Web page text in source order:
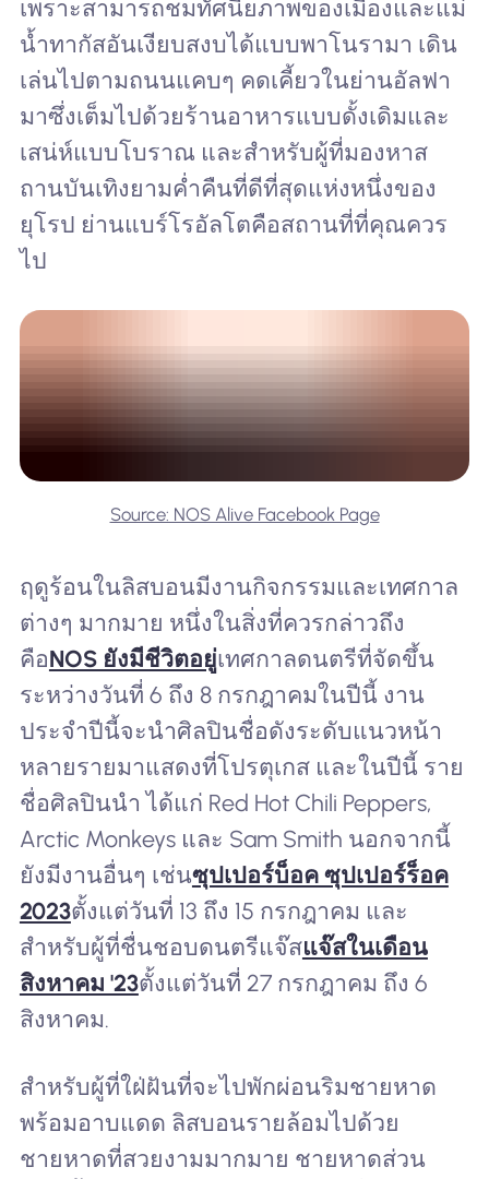
เพราะสามารถชมทัศนียภาพของเมืองและแม่
น้ำทากัสอันเงียบสงบได้แบบพาโนรามา เดิน
เล่นไปตามถนนแคบๆ คดเคี้ยวในย่านอัลฟา
มาซึ่งเต็มไปด้วยร้านอาหารแบบดั้งเดิมและ
เสน่ห์แบบโบราณ และสำหรับผู้ที่มองหาส
ถานบันเทิงยามค่ำคืนที่ดีที่สุดแห่งหนึ่งของ
ยุโรป ย่านแบร์โรอัลโตคือสถานที่ที่คุณควร
ไป
Source: NOS Alive Facebook Page
ฤดูร้อนในลิสบอนมีงานกิจกรรมและเทศกาล
ต่างๆ มากมาย หนึ่งในสิ่งที่ควรกล่าวถึง
คือNOS ยังมีชีวิตอยู่เทศกาลดนตรีที่จัดขึ้น
ระหว่างวันที่ 6 ถึง 8 กรกฎาคมในปีนี้ งาน
ประจำปีนี้จะนำศิลปินชื่อดังระดับแนวหน้า
หลายรายมาแสดงที่โปรตุเกส และในปีนี้ ราย
ชื่อศิลปินนำ ได้แก่ Red Hot Chili Peppers,
Arctic Monkeys และ Sam Smith นอกจากนี้
ยังมีงานอื่นๆ เช่นซุปเปอร์บ็อค ซุปเปอร์ร็อค
2023ตั้งแต่วันที่ 13 ถึง 15 กรกฎาคม และ
สำหรับผู้ที่ชื่นชอบดนตรีแจ๊สแจ๊สในเดือน
สิงหาคม '23ตั้งแต่วันที่ 27 กรกฎาคม ถึง 6
สิงหาคม.
สำหรับผู้ที่ใฝ่ฝันที่จะไปพักผ่อนริมชายหาด
พร้อมอาบแดด ลิสบอนรายล้อมไปด้วย
ชายหาดที่สวยงามมากมาย ชายหาดส่วน